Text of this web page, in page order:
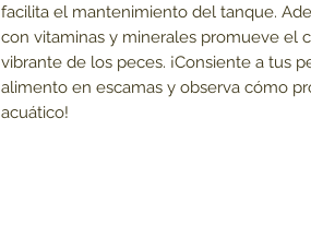
facilita el mantenimiento del tanque.
con vitaminas y minerales promueve el
vibrante de los peces. ¡Consiente a tus
alimento en escamas y observa cómo
acuático!